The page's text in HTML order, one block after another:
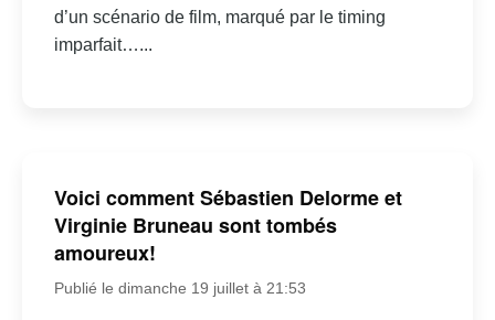
d’un scénario de film, marqué par le timing
imparfait…...
Voici comment Sébastien Delorme et
Virginie Bruneau sont tombés
amoureux!
Publié le dimanche 19 juillet à 21:53